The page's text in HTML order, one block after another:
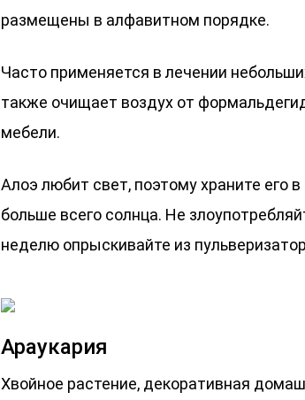
размещены в алфавитном порядке.
Часто применяется в лечении
также очищает воздух от
мебели.
Алоэ любит свет, поэтому храните его
больше всего солнца. Не
неделю опрыскивайте из
Араукария
Хвойное растение, декоративная